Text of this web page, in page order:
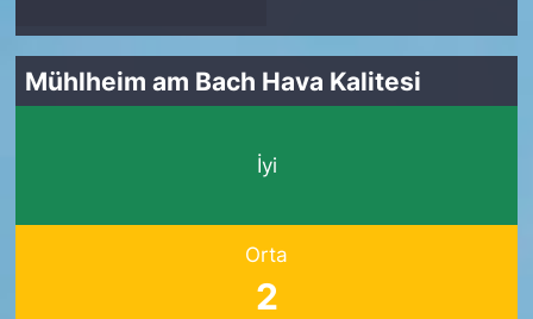
Mühlheim am Bach Hava Kalitesi
İyi
Orta
2